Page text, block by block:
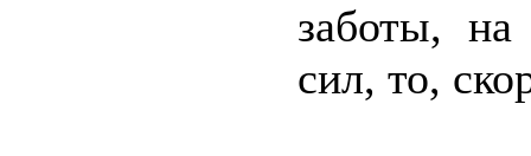
заботы,
сил, то,